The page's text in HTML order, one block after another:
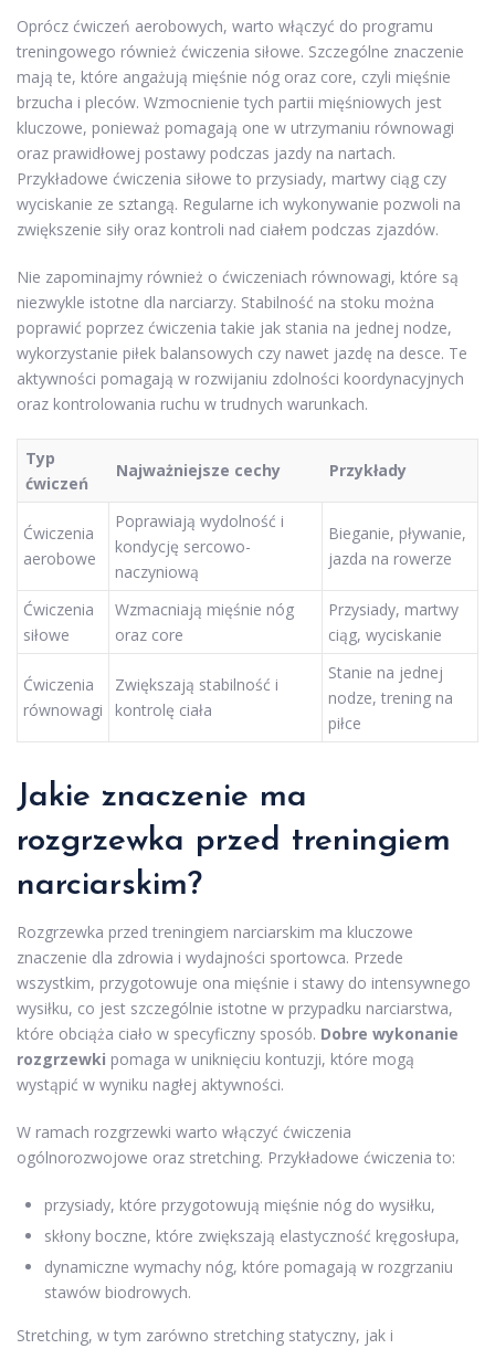
Oprócz ćwiczeń aerobowych, warto włączyć do programu
treningowego również ćwiczenia siłowe. Szczególne znaczenie
mają te, które angażują mięśnie nóg oraz core, czyli mięśnie
brzucha i pleców. Wzmocnienie tych partii mięśniowych jest
kluczowe, ponieważ pomagają one w utrzymaniu równowagi
oraz prawidłowej postawy podczas jazdy na nartach.
Przykładowe ćwiczenia siłowe to przysiady, martwy ciąg czy
wyciskanie ze sztangą. Regularne ich wykonywanie pozwoli na
zwiększenie siły oraz kontroli nad ciałem podczas zjazdów.
Nie zapominajmy również o ćwiczeniach równowagi, które są
niezwykle istotne dla narciarzy. Stabilność na stoku można
poprawić poprzez ćwiczenia takie jak stania na jednej nodze,
wykorzystanie piłek balansowych czy nawet jazdę na desce. Te
aktywności pomagają w rozwijaniu zdolności koordynacyjnych
oraz kontrolowania ruchu w trudnych warunkach.
Typ
ćwiczeń
Najważniejsze cechy Przykłady
Ćwiczenia
aerobowe
Poprawiają wydolność i
kondycję sercowo-
naczyniową
Bieganie, pływanie,
jazda na rowerze
Ćwiczenia
siłowe
Wzmacniają mięśnie nóg
oraz core
Przysiady, martwy
ciąg, wyciskanie
Ćwiczenia
równowagi
Zwiększają stabilność i
kontrolę ciała
Stanie na jednej
nodze, trening na
piłce
Jakie znaczenie ma
rozgrzewka przed treningiem
narciarskim?
Rozgrzewka przed treningiem narciarskim ma kluczowe
znaczenie dla zdrowia i wydajności sportowca. Przede
wszystkim, przygotowuje ona mięśnie i stawy do intensywnego
wysiłku, co jest szczególnie istotne w przypadku narciarstwa,
które obciąża ciało w specyficzny sposób. Dobre wykonanie
rozgrzewki pomaga w uniknięciu kontuzji, które mogą
wystąpić w wyniku nagłej aktywności.
W ramach rozgrzewki warto włączyć ćwiczenia
ogólnorozwojowe oraz stretching. Przykładowe ćwiczenia to:
przysiady, które przygotowują mięśnie nóg do wysiłku,
skłony boczne, które zwiększają elastyczność kręgosłupa,
dynamiczne wymachy nóg, które pomagają w rozgrzaniu
stawów biodrowych.
Stretching, w tym zarówno stretching statyczny, jak i